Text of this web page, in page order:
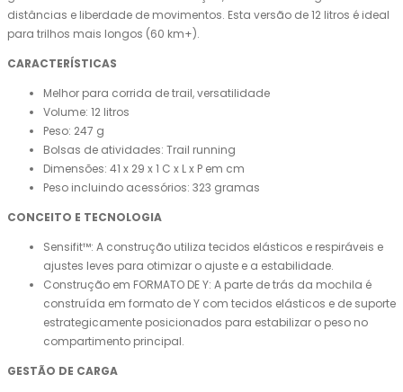
distâncias e liberdade de movimentos. Esta versão de 12 litros é ideal
para trilhos mais longos (60 km+).
CARACTERÍSTICAS
Melhor para corrida de trail, versatilidade
Volume: 12 litros
Peso: 247 g
Bolsas de atividades: Trail running
Dimensões: 41 x 29 x 1 C x L x P em cm
Peso incluindo acessórios: 323 gramas
CONCEITO E TECNOLOGIA
Sensifit™: A construção utiliza tecidos elásticos e respiráveis ​​e
ajustes leves para otimizar o ajuste e a estabilidade.
Construção em FORMATO DE Y: A parte de trás da mochila é
construída em formato de Y com tecidos elásticos e de suporte
estrategicamente posicionados para estabilizar o peso no
compartimento principal.
GESTÃO DE CARGA